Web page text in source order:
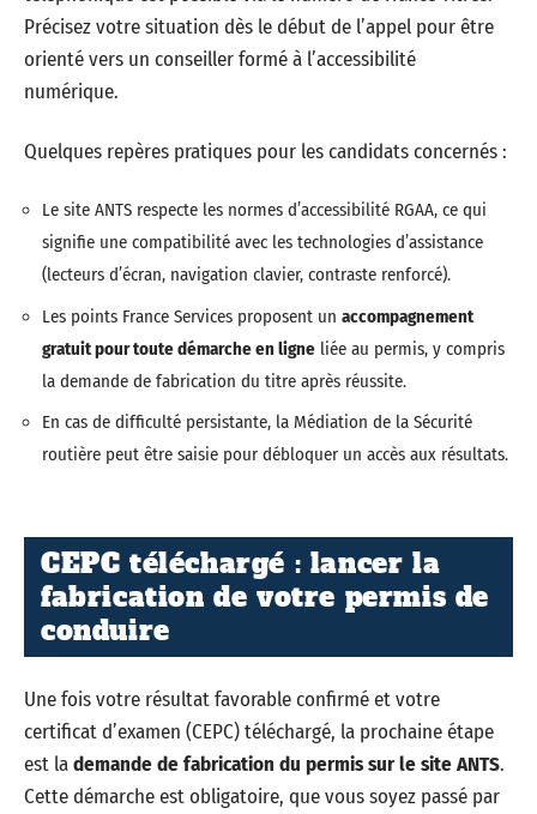
Précisez votre situation dès le début de l’appel pour être
orienté vers un conseiller formé à l’accessibilité
numérique.
Quelques repères pratiques pour les candidats concernés :
Le site ANTS respecte les normes d’accessibilité RGAA, ce qui
signifie une compatibilité avec les technologies d’assistance
(lecteurs d’écran, navigation clavier, contraste renforcé).
Les points France Services proposent un accompagnement
gratuit pour toute démarche en ligne liée au permis, y compris
la demande de fabrication du titre après réussite.
En cas de difficulté persistante, la Médiation de la Sécurité
routière peut être saisie pour débloquer un accès aux résultats.
CEPC téléchargé : lancer la
fabrication de votre permis de
conduire
Une fois votre résultat favorable confirmé et votre
certificat d’examen (CEPC) téléchargé, la prochaine étape
est lademande de fabrication du permis sur le site ANTS.
Cette démarche est obligatoire, que vous soyez passé par